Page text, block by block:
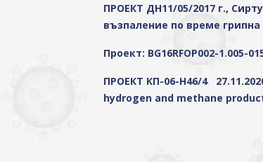
ПРОЕКТ ДН11/05/2017 г.,
възпаление по време
Проект: BG16RFOP002-
ПРОЕКТ КП-06-Н46/4
hydrogen and methane